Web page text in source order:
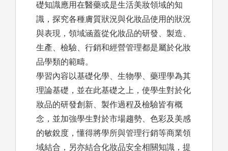
礎知識應用在醫藥或是生活美妝領域的知
識，探究各種膚質狀況與化妝品使用的狀況
與表現，領域涵蓋從化妝品的研發、製造、
生產、檢驗、行銷和經營管理都是屬於化妝
品學類的範疇。
學習內容以基礎化學、生物學、藥理學為其
理論基礎，並在此基礎之上，使學生對於化
妝品的研發創新、製作過程及檢驗皆有概
念，並加強學生對於市場趨勢、色彩及美感
的敏銳度，懂得將學所與管理行銷等商業領
域結合，另亦結合化妝品安全相關知識，提